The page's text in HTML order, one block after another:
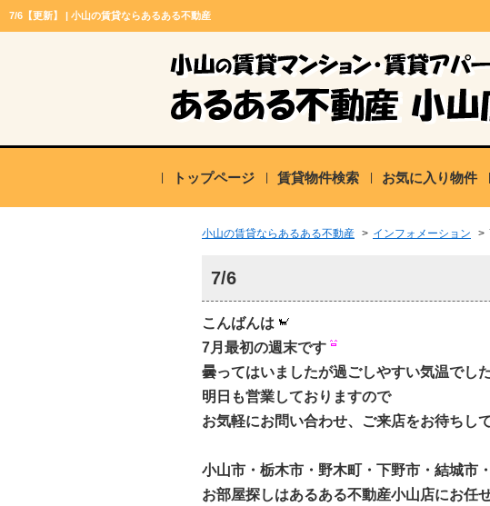
7/6【更新】 | 小山の賃貸ならあるある不動産
トップページ 賃貸物件検索 お気に入り物件
小山の賃貸ならあるある不動産 > インフォメーション >
7/6
こんばんは
7月最初の週末です
曇ってはいましたが過ごしやすい気温でし
明日も営業しておりますので
お気軽にお問い合わせ、ご来店をお待ちし
小山市・栃木市・野木町・下野市・結城市
お部屋探しはあるある不動産小山店にお任